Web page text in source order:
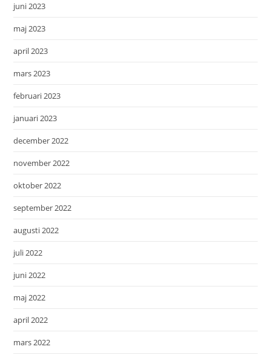
juni 2023
maj 2023
april 2023
mars 2023
februari 2023
januari 2023
december 2022
november 2022
oktober 2022
september 2022
augusti 2022
juli 2022
juni 2022
maj 2022
april 2022
mars 2022